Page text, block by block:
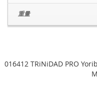
重量
016412 TRiNiDAD PRO